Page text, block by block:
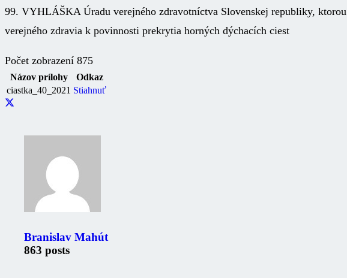
99. VYHLÁŠKA Úradu verejného zdravotníctva Slovenskej republiky,
verejného zdravia k povinnosti prekrytia horných dýchacích ciest
Počet zobrazení 875
Názov prílohy
Odkaz
ciastka_40_2021 Stiahnuť
Branislav Mahút
863 posts
Zaujimavé odkazy